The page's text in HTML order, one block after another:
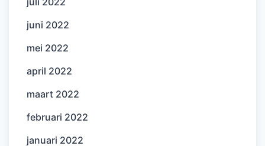
juni 2022
mei 2022
april 2022
maart 2022
februari 2022
januari 2022